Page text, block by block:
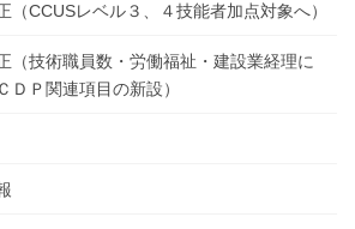
（CCUSレベル３、４技能者加点対象へ）
（技術職員数・労働福祉・建設業経理に
ＤＰ関連項目の新設）